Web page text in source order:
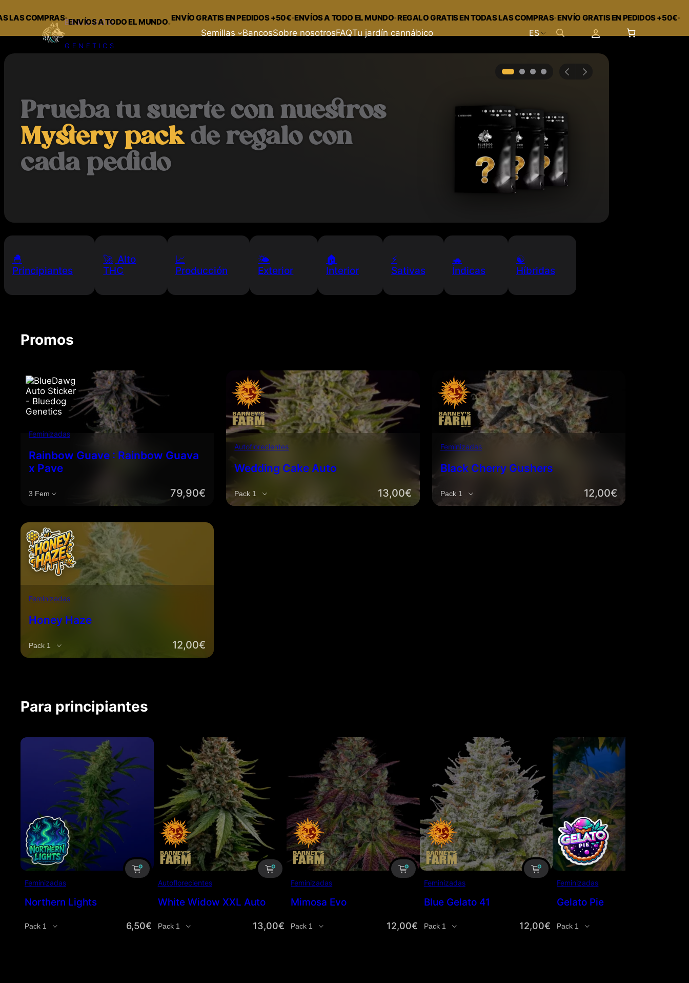
Saltar
·ENVÍOS A TODO EL MUNDO·ENVÍO GRATIS EN PEDIDOS +50€·ENVÍOS A TODO EL MUNDO·REGALO GRATIS EN TODAS LAS COMPRAS·ENVÍO GRATIS EN PEDIDOS +50€·
BLUEDOG
GENETICS
Semillas BancosSobre nosotrosFAQTu jardín cannábico ES
Prueba tu suerte con nuestros
Mystery packde regalo con
cada pedido
🐣
Principiantes
🚀 Alto
THC
📈
Producción
🌤️
Exterior
🏠
Interior
⚡️
Sativas
🐢
Índicas
☯️
Híbridas
Promos
Feminizadas
Rainbow Guave : Rainbow Guava
x Pave
Cantidad 79,90€
Autoflorecientes
Wedding Cake Auto
Cantidad 13,00€
Feminizadas
Black Cherry Gushers
Cantidad 12,00€
Feminizadas
Honey Haze
Cantidad 12,00€
Para principiantes
Feminizadas
Northern Lights
Cantidad 6,50€
Autoflorecientes
White Widow XXL Auto
Cantidad 13,00€
Feminizadas
Mimosa Evo
Cantidad 12,00€
Feminizadas
Blue Gelato 41
Cantidad 12,00€
Feminizadas
Gelato Pie
Cantidad